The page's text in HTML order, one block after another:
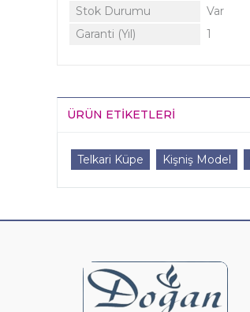
Stok Durumu
Var
Garanti (Yıl)
1
ÜRÜN ETIKETLERI
Telkari Küpe Kişniş Model